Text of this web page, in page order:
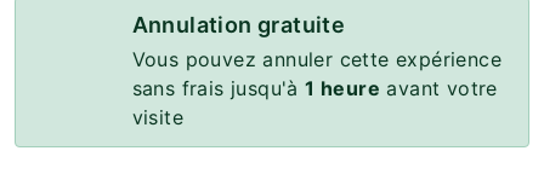
Annulation gratuite
Vous pouvez annuler cette expérience
sans frais jusqu'à1 heure avant votre
visite